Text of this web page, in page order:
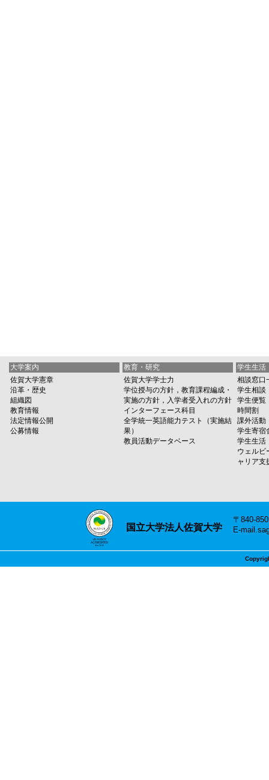
大学案内
佐賀大学憲章
沿革・歴史
組織図
教育情報
法定情報公開
公募情報
教育・研究
佐賀大学学士力
学位授与の方針，教育課程編成・
実施の方針，入学者受入れの方針
インターフェース科目
全学統一英語能力テスト（実施結
果）
教員活動データベース
学生生活
相談窓口
学生相談
学生便覧
時間割
課外活動
学生寄宿
学生生活
ウェルビ
ャリア支
国立大学法人佐賀大学
〒840-
E-